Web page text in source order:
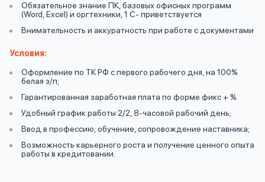
Обязательное знание ПК, базовых офисных программ
(Word, Excel) и оргтехники, 1 С- приветствуется
Внимательность и аккуратность при работе с документами
Условия:
Оформление по ТК РФ с первого рабочего дня, на 100%
белая з/п;
Гарантированная заработная плата по форме фикс + %.
Удобный график работы 2/2, 8-часовой рабочий день;
Ввод в профессию, обучение, сопровождение наставника;
Возможность карьерного роста и получение ценного опыта
работы в кредитовании.
Оформить заявку
Ответы